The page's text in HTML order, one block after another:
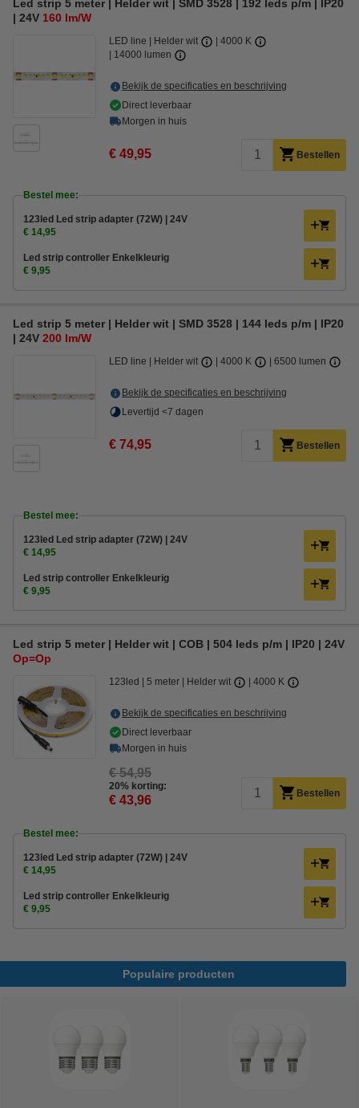
Led strip 5 meter | Helder wit | SMD 3528 | 192 leds p/m | IP20
| 24V 160 lm/W
LED line Helder wit
4000 K
14000 lumen
Bekijk de specificaties en beschrijving
Direct leverbaar
Morgen in huis
€ 49,95 Bestellen
Bestel mee:
123led Led strip adapter (72W) | 24V
€ 14,95
Led strip controller Enkelkleurig
€ 9,95
Led strip 5 meter | Helder wit | SMD 3528 | 144 leds p/m | IP20
| 24V 200 lm/W
LED line Helder wit 4000 K 6500 lumen
Bekijk de specificaties en beschrijving
Levertijd <7 dagen
€ 74,95 Bestellen
Bestel mee:
123led Led strip adapter (72W) | 24V
€ 14,95
Led strip controller Enkelkleurig
€ 9,95
Led strip 5 meter | Helder wit | COB | 504 leds p/m | IP20 | 24V
Op=Op
123led 5 meter Helder wit 4000 K
Bekijk de specificaties en beschrijving
Direct leverbaar
Morgen in huis
€ 54,95
20% korting:
€ 43,96 Bestellen
Bestel mee:
123led Led strip adapter (72W) | 24V
€ 14,95
Led strip controller Enkelkleurig
€ 9,95
Populaire producten